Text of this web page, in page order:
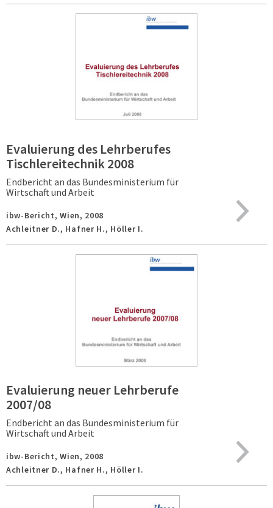
Evaluierung des Lehrberufes
Tischlereitechnik 2008
Endbericht an das Bundesministerium für
Wirtschaft und Arbeit
ibw-Bericht,Wien, 2008
Achleitner D., Hafner H., Höller I.
Evaluierung neuer Lehrberufe
2007/08
Endbericht an das Bundesministerium für
Wirtschaft und Arbeit
ibw-Bericht,Wien, 2008
Achleitner D., Hafner H., Höller I.